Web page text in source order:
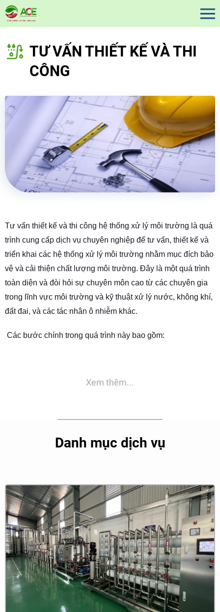
TƯ VẤN THIẾT KẾ VÀ THI
CÔNG
Tư vấn thiết kế và thi công hệ thống xử lý môi trường là quá
trình cung cấp dịch vụ chuyên nghiệp để tư vấn, thiết kế và
triển khai các hệ thống xử lý môi trường nhằm mục đích bảo
vệ và cải thiện chất lượng môi trường. Đây là một quá trình
toàn diện và đòi hỏi sự chuyên môn cao từ các chuyên gia
trong lĩnh vực môi trường và kỹ thuật xử lý nước, không khí,
đất đai, và các tác nhân ô nhiễm khác.
Các bước chính trong quá trình này bao gồm:
xử lý môi trường, quy mô dự án, nguồn gốc ô nhiễm, yêu
chuyên gia sẽ tiến hành phân tích và đánh giá tình trạng môi
3. Thiết kế hệ thống: Dựa trên thông tin từ bước trên,
chuyên gia sẽ tiến hành thiết kế hệ thống xử lý môi trường
phù hợp, bao gồm lựa chọn công nghệ xử lý, thiết bị cần sử
dụng, quy trình hoạt động, và các yếu tố kỹ thuật khác.
4. Lập kế hoạch triển khai: Sau khi hoàn thành thiết kế, đội
ngũ sẽ lập kế hoạch triển khai dự án, bao gồm việc cung
cấp vật liệu, lập trình hệ thống, kiểm tra và hiệu chuẩn.
Xem thêm...
Danh mục dịch vụ